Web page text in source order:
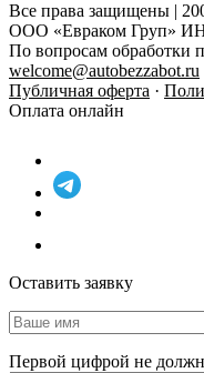
Все права защищены |
ООО «Евраком Груп»
По вопросам обработки
welcome@autobezzabot.ru
Публичная оферта ·
Оплата онлайн
Оставить заявку
Первой цифрой не